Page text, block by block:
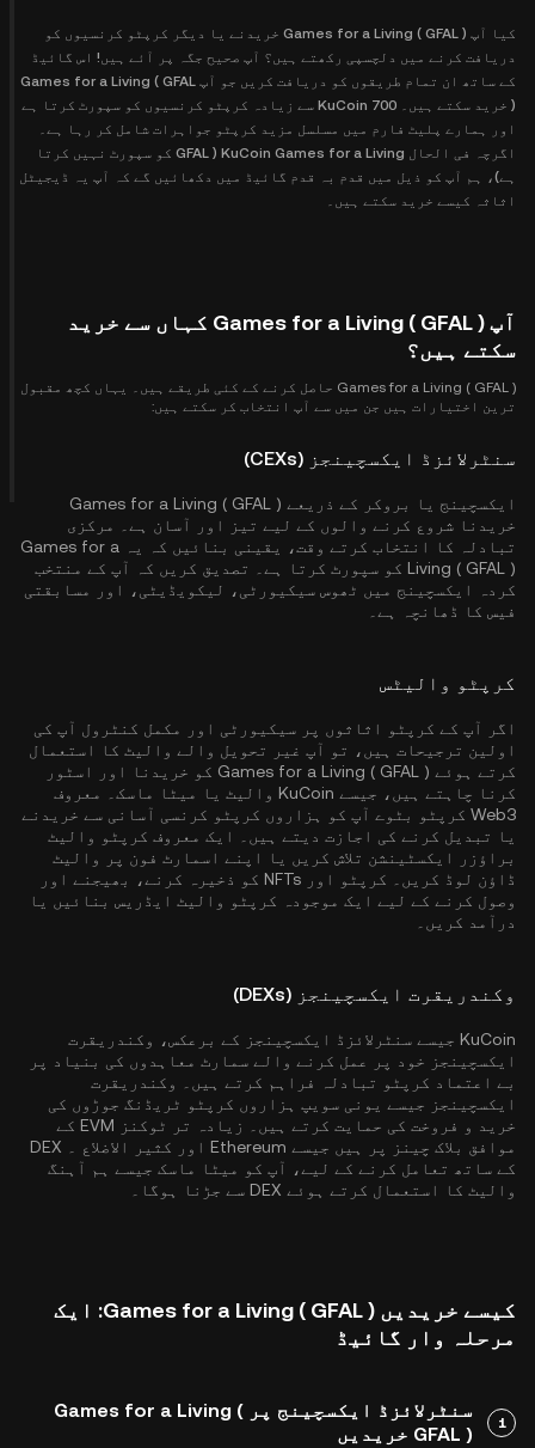
کیا آپ Games for a Living ( GFAL ) خریدنے یا دیگر کرپٹو کرنسیوں کو
دریافت کرنے میں دلچسپی رکھتے ہیں؟ آپ صحیح جگہ پر آئے ہیں! اس گائیڈ
کے ساتھ ان تمام طریقوں کو دریافت کریں جو آپ Games for a Living ( GFAL
) خرید سکتے ہیں۔ KuCoin 700 سے زیادہ کرپٹو کرنسیوں کو سپورٹ کرتا ہے
اور ہمارے پلیٹ فارم میں مسلسل مزید کرپٹو جواہرات شامل کر رہا ہے۔
اگرچہ فی الحال KuCoin Games for a Living ( GFAL کو سپورٹ نہیں کرتا
ہے)، ہم آپ کو ذیل میں قدم بہ قدم گائیڈ میں دکھائیں گے کہ آپ یہ ڈیجیٹل
اثاثہ کیسے خرید سکتے ہیں۔
آپ Games for a Living ( GFAL ) کہاں سے خرید
سکتے ہیں؟
Games for a Living ( GFAL ) حاصل کرنے کے کئی طریقے ہیں۔ یہاں کچھ مقبول
ترین اختیارات ہیں جن میں سے آپ انتخاب کر سکتے ہیں:
سنٹرلائزڈ ایکسچینجز (CEXs)
ایکسچینج یا بروکر کے ذریعے Games for a Living ( GFAL )
خریدنا شروع کرنے والوں کے لیے تیز اور آسان ہے۔ مرکزی
تبادلہ کا انتخاب کرتے وقت، یقینی بنائیں کہ یہ Games for a
Living ( GFAL ) کو سپورٹ کرتا ہے۔ تصدیق کریں کہ آپ کے منتخب
کردہ ایکسچینج میں ٹھوس سیکیورٹی، لیکویڈیٹی، اور مسابقتی
فیس کا ڈھانچہ ہے۔
کرپٹو والیٹس
اگر آپ کے کرپٹو اثاثوں پر سیکیورٹی اور مکمل کنٹرول آپ کی
اولین ترجیحات ہیں، تو آپ غیر تحویل والے والیٹ کا استعمال
کرتے ہوئے Games for a Living ( GFAL ) کو خریدنا اور اسٹور
کرنا چاہتے ہیں، جیسے KuCoin والیٹ
یا میٹا ماسک۔ معروف
Web3 کرپٹو بٹوے آپ کو ہزاروں کرپٹو کرنسی آسانی سے خریدنے
یا تبدیل کرنے کی اجازت دیتے ہیں۔ ایک معروف کرپٹو والیٹ
براؤزر ایکسٹینشن تلاش کریں یا اپنے اسمارٹ فون پر والیٹ
ڈاؤن لوڈ کریں۔ کرپٹو اور NFTs کو ذخیرہ کرنے، بھیجنے اور
وصول کرنے کے لیے ایک موجودہ کرپٹو والیٹ ایڈریس بنائیں یا
درآمد کریں۔
وکندریقرت ایکسچینجز (DEXs)
KuCoin جیسے سنٹرلائزڈ ایکسچینجز کے برعکس، وکندریقرت
ایکسچینجز خود پر عمل کرنے والے سمارٹ معاہدوں کی بنیاد پر
بے اعتماد کرپٹو تبادلہ فراہم کرتے ہیں۔ وکندریقرت
ایکسچینجز جیسے یونی سویپ ہزاروں کرپٹو ٹریڈنگ جوڑوں کی
خرید و فروخت کی حمایت کرتے ہیں۔ زیادہ تر ٹوکنز EVM کے
موافق بلاک چینز پر ہیں جیسے Ethereum اور کثیر الاضلاع
۔ DEX
کے ساتھ تعامل کرنے کے لیے، آپ کو میٹا ماسک جیسے ہم آہنگ
والیٹ کا استعمال کرتے ہوئے DEX سے جڑنا ہوگا۔
کیسے خریدیں Games for a Living ( GFAL ): ایک
مرحلہ وار گائیڈ
1
سنٹرلائزڈ ایکسچینج پر Games for a Living (
GFAL ) خریدیں